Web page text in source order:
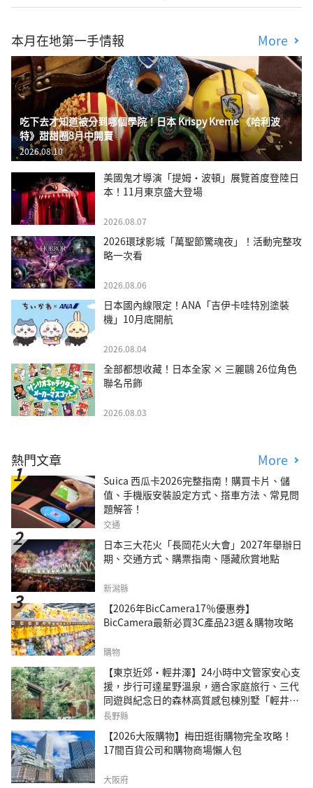
本月在地第一手情報 More
吃下去才知道被分到哪個學院！日本 Krispy Kreme 《哈利波
特》甜甜圈8月中開賣
2026.08.10
美國鬼才導演「提姆・波頓」展覽首度登陸日
本！11月東京盛大登場
2026.08.07
2026環球影城「萬聖節驚魂夜」！活動完整攻
略一次看
2026.08.06
日本國內線限定！ANA「吉伊卡哇特別塗裝
機」10月底開航
2026.08.04
全部都想收藏！日本全家 × 三麗鷗 26位角色
聯名吊飾
2026.08.03
熱門文章 More
Suica 西瓜卡2026完整指南！購買卡片、儲
值、手機版安裝設定方式、搭車方法、常見問
題解答！
交通
日本三大花火「長岡花火大會」2027年舉辦日
期、交通方式、購票指南、隱藏欣賞地點
新潟縣
【2026年BicCamera17％優惠券】
BicCamera最新必買3C產品23選＆購物攻略
購物
【東京近郊・輕井澤】24小時中文管家安心支
援，步行可達星野溫泉，適合家庭旅行、三代
同遊與紀念日的森林高質感包棟別墅「輕井澤
森四季VILLA」
長野縣
【2026大阪購物】梅田逛街購物完全攻略！
17間百貨公司和購物商場懶人包
大阪府